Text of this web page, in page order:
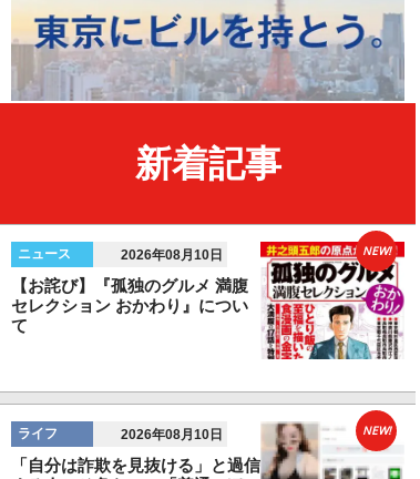
新着記事
ニュース 2026年08月10日
【お詫び】『孤独のグルメ 満腹
セレクション おかわり』につい
て
NEW!
ライフ 2026年08月10日
「自分は詐欺を見抜ける」と過信
NEW!